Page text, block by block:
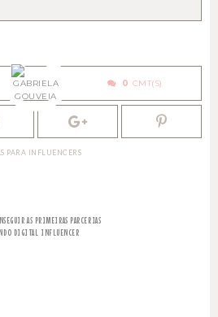
0
PARA INFLUENCERS
AS PRIMEIRAS PARCERIAS
DIGITAL INFLUENCER